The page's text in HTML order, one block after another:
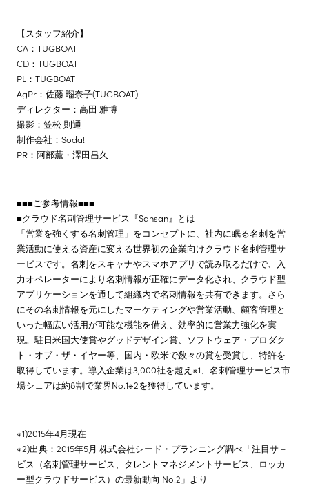
【スタッフ紹介】
CA：TUGBOAT
CD：TUGBOAT
PL：TUGBOAT
AgPr：佐藤 瑠奈子(TUGBOAT)
ディレクター：高田 雅博
撮影：笠松 則通
制作会社：Soda!
PR：阿部薫・澤田昌久
■■■ご参考情報■■■
■クラウド名刺管理サービス『Sansan』とは
「営業を強くする名刺管理」をコンセプトに、社内に眠る名刺を営
業活動に使える資産に変える世界初の企業向けクラウド名刺管理サ
ービスです。名刺をスキャナやスマホアプリで読み取るだけで、入
力オペレーターにより名刺情報が正確にデータ化され、クラウド型
アプリケーションを通して組織内で名刺情報を共有できます。さら
にその名刺情報を元にしたマーケティングや営業活動、顧客管理と
いった幅広い活用が可能な機能を備え、効率的に営業力強化を実
現。駐日米国大使賞やグッドデザイン賞、ソフトウェア・プロダク
ト・オブ・ザ・イヤー等、国内・欧米で数々の賞を受賞し、特許を
取得しています。導入企業は3,000社を超え※1、名刺管理サービス市
場シェアは約8割で業界No.1※2を獲得しています。
※1)2015年4月現在
※2)出典：2015年5月 株式会社シード・プランニング調べ「注目サ－
ビス（名刺管理サービス、タレントマネジメントサービス、ロッカ
ー型クラウドサービス）の最新動向 No.2」より